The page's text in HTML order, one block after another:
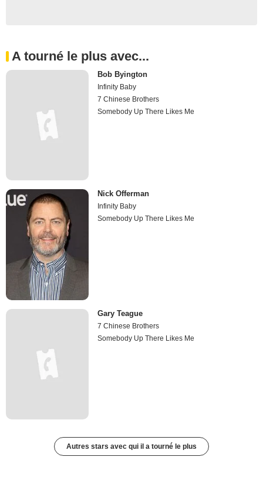
A tourné le plus avec...
Bob Byington
Infinity Baby
7 Chinese Brothers
Somebody Up There Likes Me
Nick Offerman
Infinity Baby
Somebody Up There Likes Me
Gary Teague
7 Chinese Brothers
Somebody Up There Likes Me
Autres stars avec qui il a tourné le plus